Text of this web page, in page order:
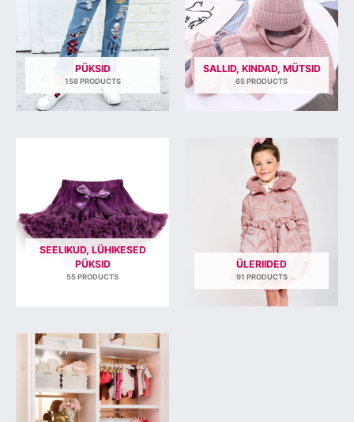
PÜKSID
158 PRODUCTS
SALLID, KINDAD, MÜTSID
65 PRODUCTS
SEELIKUD, LÜHIKESED
PÜKSID
55 PRODUCTS
ÜLERIIDED
91 PRODUCTS